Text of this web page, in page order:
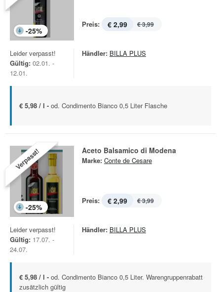
-25%
Preis: € 2,99 € 3,99
Leider verpasst!
Gültig: 02.01. -
12.01.
Händler: BILLA PLUS
€ 5,98 / l - od. Condimento Bianco 0,5 Liter Flasche
Verpasst!
-25%
Aceto Balsamico di Modena
Marke: Conte de Cesare
Preis: € 2,99 € 3,99
Leider verpasst!
Gültig: 17.07. -
24.07.
Händler: BILLA PLUS
€ 5,98 / l - od. Condimento Bianco 0,5 Liter. Warengruppenrabatt
zusätzlich gültig